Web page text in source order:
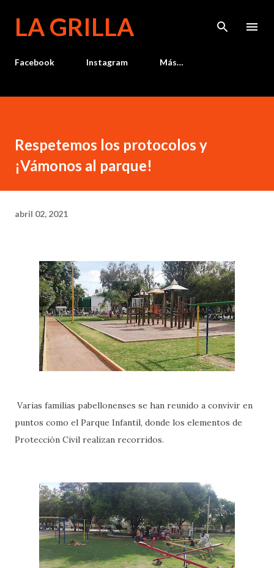
LA GRILLA
Facebook Instagram Más…
Respetemos los protocolos y
¡Vámonos al parque!
abril 02, 2021
Varias familias pabellonenses se han reunido a convivir en
puntos como el Parque Infantil, donde los elementos de
Protección Civil realizan recorridos.